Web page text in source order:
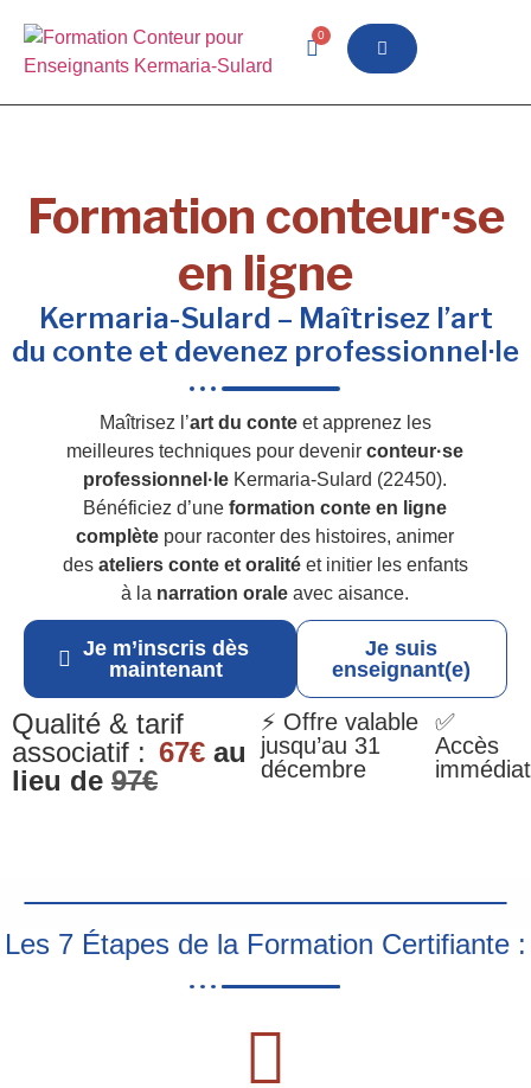
0
Formation conteur·se
en ligne
Kermaria-Sulard – Maîtrisez l’art
du conte et devenez professionnel·le
Maîtrisez l’art du conteet apprenez les
meilleures techniques pour devenirconteur·se
professionnel·le Kermaria-Sulard (22450).
Bénéficiez d’uneformation conte en ligne
complète pour raconter des histoires, animer
des ateliers conte et oralitéet initier les enfants
à la narration orale avec aisance.
Je m’inscris dès
maintenant
Je suis
enseignant(e)
Qualité & tarif
associatif : 67€ au
lieu de 97€
⚡ Offre valable
jusqu’au 31
décembre
✅
Accès
immédiat
Les 7 Étapes de la Formation Certifiante :